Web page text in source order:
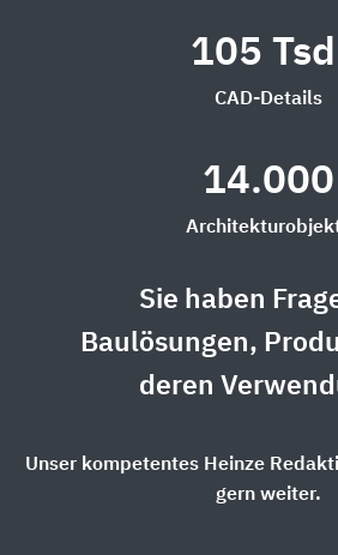
105
CAD-Details
14.000
Sie haben
Baulösungen,
deren
Unser kompetentes Heinze
gern weiter.